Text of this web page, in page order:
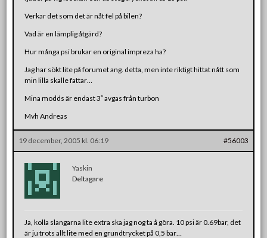
Verkar det som det är nåt fel på bilen?
Vad är en lämplig åtgärd?
Hur många psi brukar en original impreza ha?
Jag har sökt lite på forumet ang. detta, men inte riktigt hittat nått som
min lilla skalle fattar…
Mina modds är endast 3″ avgas från turbon
Mvh Andreas
19 december, 2005 kl. 06:19 #56003
Yaskin
Deltagare
Ja, kolla slangarna lite extra ska jag nog ta å göra. 10 psi är 0.69bar, det
är ju trots allt lite med en grundtrycket på 0,5 bar…